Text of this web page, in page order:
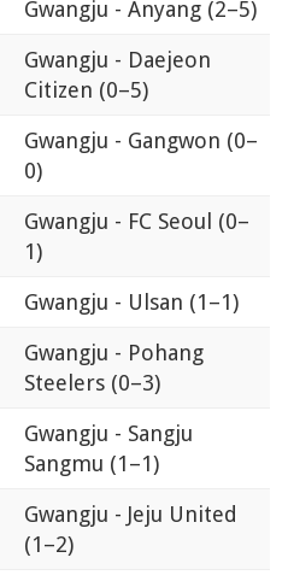
Gwangju - Anyang (2–5)
Gwangju - Daejeon
Citizen (0–5)
Gwangju - Gangwon (0–
0)
Gwangju - FC Seoul (0–
1)
Gwangju - Ulsan (1–1)
Gwangju - Pohang
Steelers (0–3)
Gwangju - Sangju
Sangmu (1–1)
Gwangju - Jeju United
(1–2)